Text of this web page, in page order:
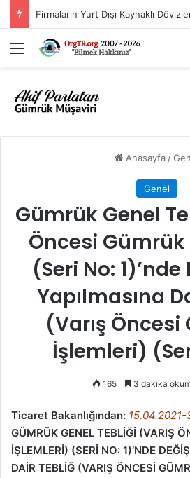
Menü
Anasayfa /
Genel
Gümrük Genel
Öncesi
(Seri No:
Yapılmasına
(Varış
İşlemleri)
165 3 dakika
Ticaret Bakanlığından:
GÜMRÜK GENEL TEBLİĞİ (VARIŞ
İŞLEMLERİ) (SERİ NO: 1)’NDE
DAİR TEBLİĞ (VARIŞ ÖNCESİ